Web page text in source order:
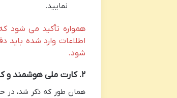
نمایید.
همواره تأکید می شود که
اطلاعات وارد شده باید
شود.
۲. کارت ملی هوشمند و کارت ملی قدیمی
همان طور که ذکر شد، در